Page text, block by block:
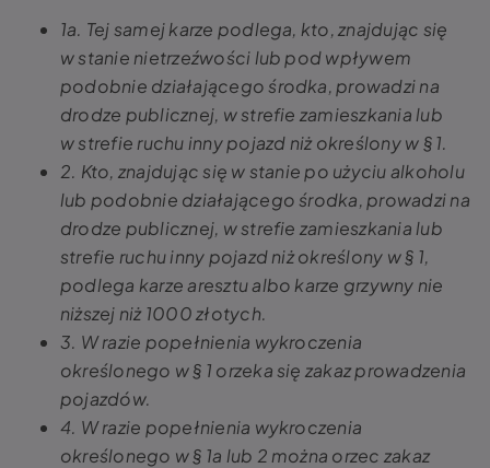
1a. Tej samej karze podlega, kto, znajdując się
w stanie nietrzeźwości lub pod wpływem
podobnie działającego środka, prowadzi na
drodze publicznej, w strefie zamieszkania lub
w strefie ruchu inny pojazd niż określony w § 1.
2. Kto, znajdując się w stanie po użyciu alkoholu
lub podobnie działającego środka, prowadzi na
drodze publicznej, w strefie zamieszkania lub
strefie ruchu inny pojazd niż określony w § 1,
podlega karze aresztu albo karze grzywny nie
niższej niż 1000 złotych.
3. W razie popełnienia wykroczenia
określonego w § 1 orzeka się zakaz prowadzenia
pojazdów.
4. W razie popełnienia wykroczenia
określonego w § 1a lub 2 można orzec zakaz